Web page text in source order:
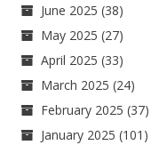
June 2025 (38)
May 2025 (27)
April 2025 (33)
March 2025 (24)
February 2025 (37)
January 2025 (101)